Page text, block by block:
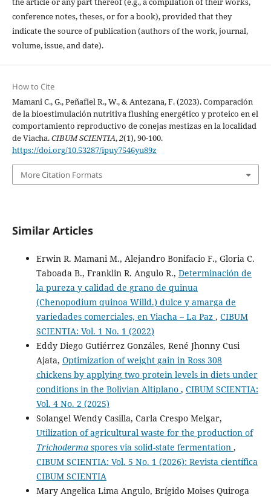
conference notes, theses, or for a book), provided that they
indicate the source of publication (authors of the work, journal,
volume, issue, and date).
How to Cite
Mamani C., G., Peñafiel R., W., & Antezana, F. (2023). Comparación
de la bioestimulación nutritiva flushing energético y proteico en el
comportamiento reproductivo de conejas mestizas en la localidad
de Viacha.CIBUM SCIENTIA,2(1), 90-100.
https://doi.org/10.53287/ipuy7546yu89z
More Citation Formats
Similar Articles
Erwin R. Mamani M., Alejandro Bonifacio F., Gloria C.
Taboada B., Franklin R. Angulo R., Determinación de
la pureza y calidad de grano de quinua
(Chenopodium quinoa Willd.) dulce y amarga de
variedades comerciales, en Viacha – La Paz , CIBUM
SCIENTIA: Vol. 1 No. 1 (2022)
Eddy Diego Gutiérrez Gonzáles, René Jhonny Cusi
Ajata, Optimization of weight gain in Ross 308
chickens by applying two protein levels in diets under
conditions in the Bolivian Altiplano , CIBUM SCIENTIA:
Vol. 4 No. 2 (2025)
Solangel Wendy Casilla, Carla Crespo Melgar,
Utilization of agricultural waste for the production of
Trichodermaspores via solid-state fermentation ,
CIBUM SCIENTIA: Vol. 5 No. 1 (2026): Revista científica
CIBUM SCIENTIA
Mary Angelica Lima Angulo, Brígido Moises Quiroga